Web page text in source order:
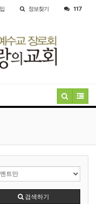
정보찾기 117
검색하기